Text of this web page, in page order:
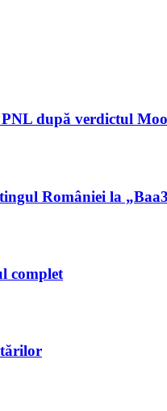
după verdictul
României la
complet